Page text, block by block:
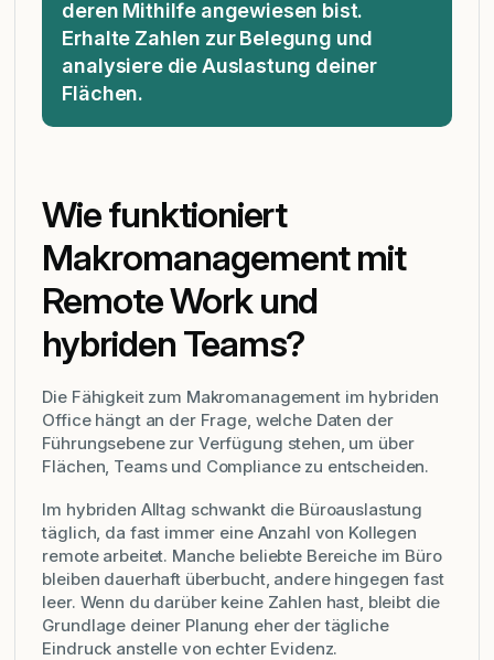
deren Mithilfe angewiesen bist.
Erhalte Zahlen zur Belegung und
analysiere die Auslastung deiner
Flächen.
Wie funktioniert
Makromanagement mit
Remote Work und
hybriden Teams?
Die Fähigkeit zum Makromanagement im hybriden
Office hängt an der Frage, welche Daten der
Führungsebene zur Verfügung stehen, um über
Flächen, Teams und Compliance zu entscheiden.
Im hybriden Alltag schwankt die Büroauslastung
täglich, da fast immer eine Anzahl von Kollegen
remote arbeitet. Manche beliebte Bereiche im Büro
bleiben dauerhaft überbucht, andere hingegen fast
leer. Wenn du darüber keine Zahlen hast, bleibt die
Grundlage deiner Planung eher der tägliche
Eindruck anstelle von echter Evidenz.